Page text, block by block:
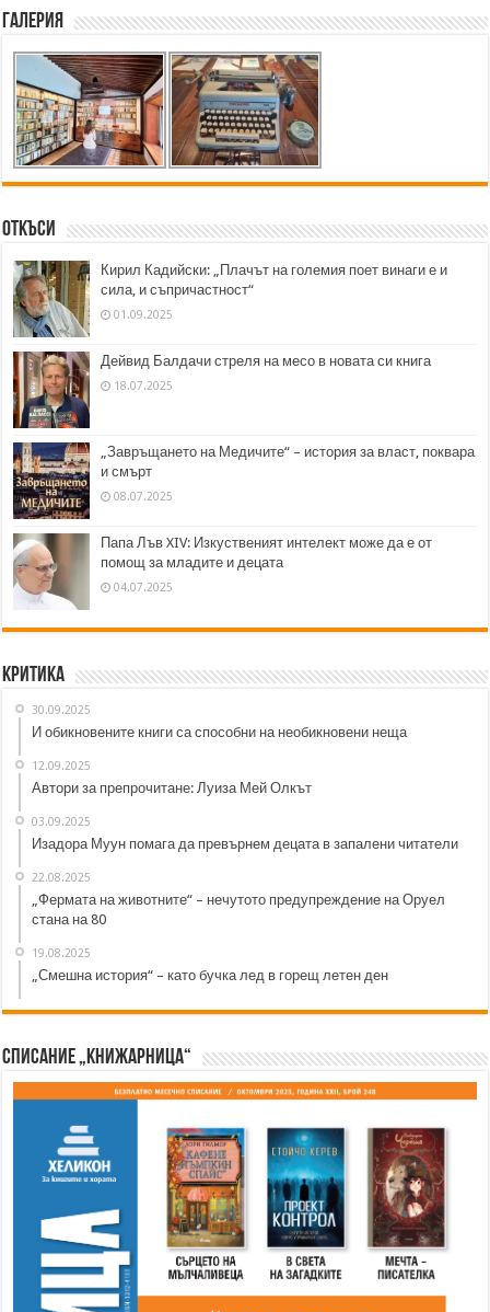
Галерия
Откъси
Кирил Кадийски: „Плачът на големия поет винаги е и
сила, и съпричастност“
01.09.2025
Дейвид Балдачи стреля на месо в новата си книга
18.07.2025
„Завръщането на Медичите“ – история за власт, поквара
и смърт
08.07.2025
Папа Лъв XIV: Изкуственият интелект може да е от
помощ за младите и децата
04.07.2025
Критика
30.09.2025
И обикновените книги са способни на необикновени неща
12.09.2025
Автори за препрочитане: Луиза Мей Олкът
03.09.2025
Изадора Муун помага да превърнем децата в запалени читатели
22.08.2025
„Фермата на животните“ – нечутото предупреждение на Оруел
стана на 80
19.08.2025
„Смешна история“ – като бучка лед в горещ летен ден
Списание „Книжарница“